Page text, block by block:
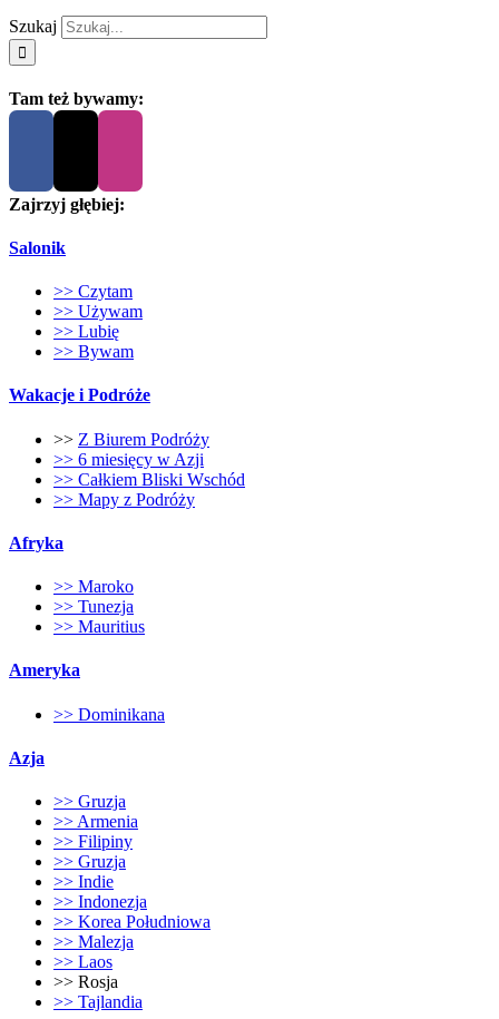
Szukaj
Tam też bywamy:
Zajrzyj głębiej:
Salonik
>> Czytam
>> Używam
>> Lubię
>> Bywam
Wakacje i Podróże
>> Z Biurem Podróży
>> 6 miesięcy w Azji
>> Całkiem Bliski Wschód
>> Mapy z Podróży
Afryka
>> Maroko
>> Tunezja
>> Mauritius
Ameryka
>> Dominikana
Azja
>> Gruzja
>> Armenia
>> Filipiny
>> Gruzja
>> Indie
>> Indonezja
>> Korea Południowa
>> Malezja
>> Laos
>> Rosja
>> Tajlandia